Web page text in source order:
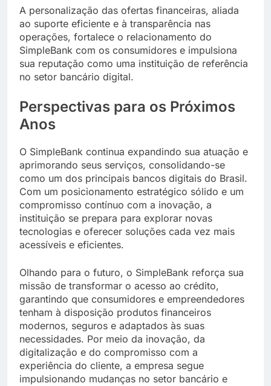
A personalização das ofertas financeiras, aliada
ao suporte eficiente e à transparência nas
operações, fortalece o relacionamento do
SimpleBank com os consumidores e impulsiona
sua reputação como uma instituição de referência
no setor bancário digital.
Perspectivas para os Próximos
Anos
O SimpleBank continua expandindo sua atuação e
aprimorando seus serviços, consolidando-se
como um dos principais bancos digitais do Brasil.
Com um posicionamento estratégico sólido e um
compromisso contínuo com a inovação, a
instituição se prepara para explorar novas
tecnologias e oferecer soluções cada vez mais
acessíveis e eficientes.
Olhando para o futuro, o SimpleBank reforça sua
missão de transformar o acesso ao crédito,
garantindo que consumidores e empreendedores
tenham à disposição produtos financeiros
modernos, seguros e adaptados às suas
necessidades. Por meio da inovação, da
digitalização e do compromisso com a
experiência do cliente, a empresa segue
impulsionando mudanças no setor bancário e